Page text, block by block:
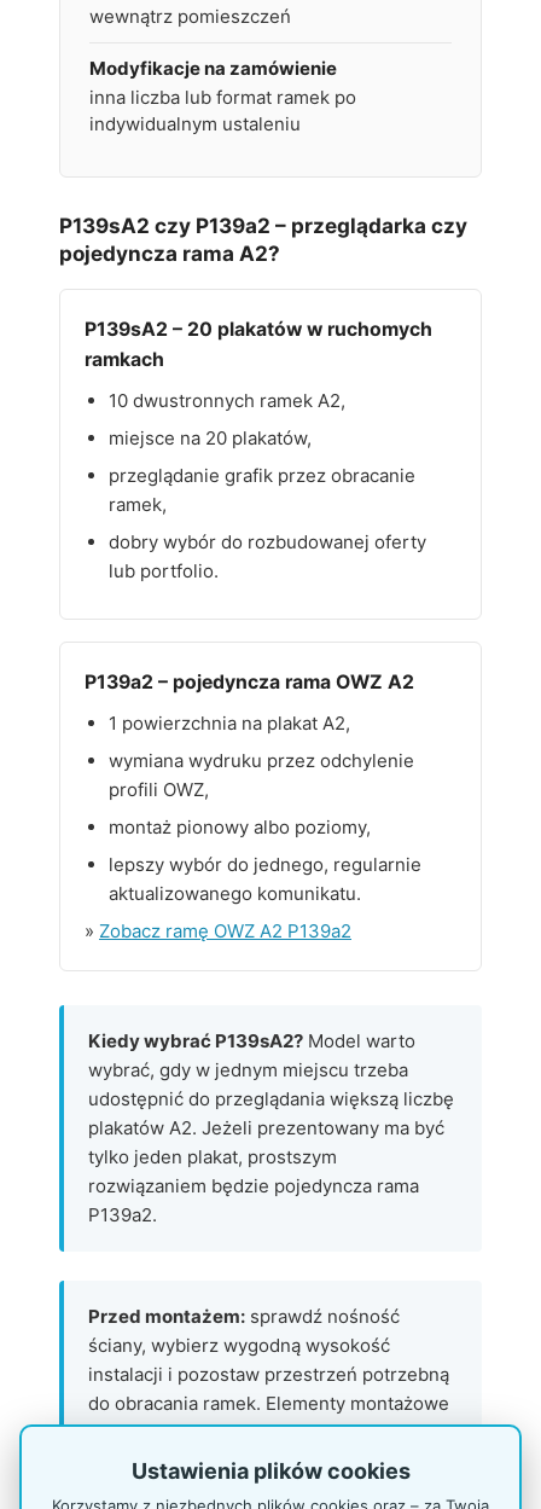
wewnątrz pomieszczeń
Modyfikacje na zamówienie
inna liczba lub format ramek po
indywidualnym ustaleniu
P139sA2 czy P139a2 – przeglądarka czy
pojedyncza rama A2?
P139sA2 – 20 plakatów w ruchomych
ramkach
10 dwustronnych ramek A2,
miejsce na 20 plakatów,
przeglądanie grafik przez obracanie
ramek,
dobry wybór do rozbudowanej oferty
lub portfolio.
P139a2 – pojedyncza rama OWZ A2
1 powierzchnia na plakat A2,
wymiana wydruku przez odchylenie
profili OWZ,
montaż pionowy albo poziomy,
lepszy wybór do jednego, regularnie
aktualizowanego komunikatu.
» Zobacz ramę OWZ A2 P139a2
Kiedy wybrać P139sA2? Model warto
wybrać, gdy w jednym miejscu trzeba
udostępnić do przeglądania większą liczbę
plakatów A2. Jeżeli prezentowany ma być
tylko jeden plakat, prostszym
rozwiązaniem będzie pojedyncza rama
P139a2.
Przed montażem: sprawdź nośność
ściany, wybierz wygodną wysokość
instalacji i pozostaw przestrzeń potrzebną
do obracania ramek. Elementy montażowe
oraz gotowe plakaty nie są potwierdzonym
wyposażeniem.
Ustawienia plików cookies
Korzystamy z niezbędnych plików cookies oraz – za Twoją